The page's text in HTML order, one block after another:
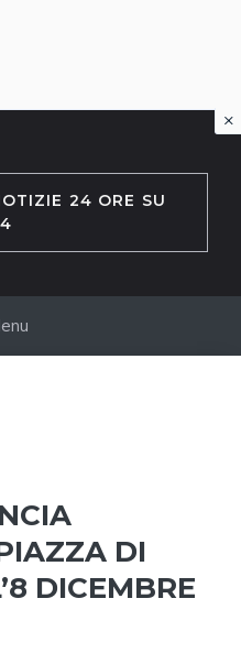
24 ORE SU
DI
DICEMBRE
×